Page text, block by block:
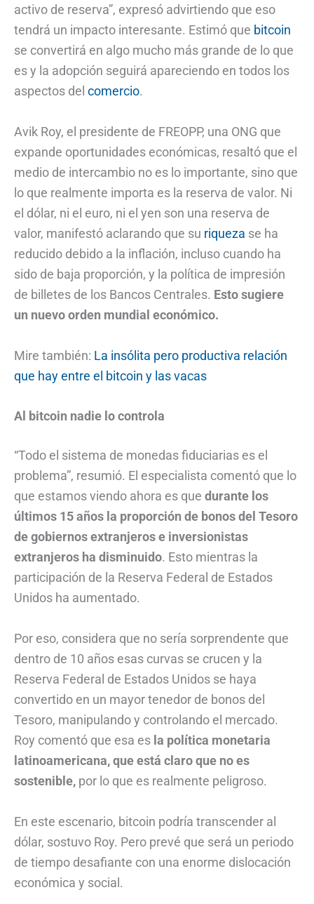
activo de reserva”, expresó advirtiendo que eso
tendrá un impacto interesante. Estimó que bitcoin
se convertirá en algo mucho más grande de lo que
es y la adopción seguirá apareciendo en todos los
aspectos del comercio.
Avik Roy, el presidente de FREOPP, una ONG que
expande oportunidades económicas, resaltó que el
medio de intercambio no es lo importante, sino que
lo que realmente importa es la reserva de valor. Ni
el dólar, ni el euro, ni el yen son una reserva de
valor, manifestó aclarando que su riqueza se ha
reducido debido a la inflación, incluso cuando ha
sido de baja proporción, y la política de impresión
de billetes de los Bancos Centrales. Esto sugiere
un nuevo orden mundial económico.
Mire también: La insólita pero productiva relación
que hay entre el bitcoin y las vacas
Al bitcoin nadie lo controla
“Todo el sistema de monedas fiduciarias es el
problema”, resumió. El especialista comentó que lo
que estamos viendo ahora es que durante los
últimos 15 años la proporción de bonos del Tesoro
de gobiernos extranjeros e inversionistas
extranjeros ha disminuido. Esto mientras la
participación de la Reserva Federal de Estados
Unidos ha aumentado.
Por eso, considera que no sería sorprendente que
dentro de 10 años esas curvas se crucen y la
Reserva Federal de Estados Unidos se haya
convertido en un mayor tenedor de bonos del
Tesoro, manipulando y controlando el mercado.
Roy comentó que esa es la política monetaria
latinoamericana, que está claro que no es
sostenible, por lo que es realmente peligroso.
En este escenario, bitcoin podría transcender al
dólar, sostuvo Roy. Pero prevé que será un periodo
de tiempo desafiante con una enorme dislocación
económica y social.